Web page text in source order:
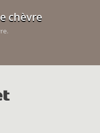
chèvre